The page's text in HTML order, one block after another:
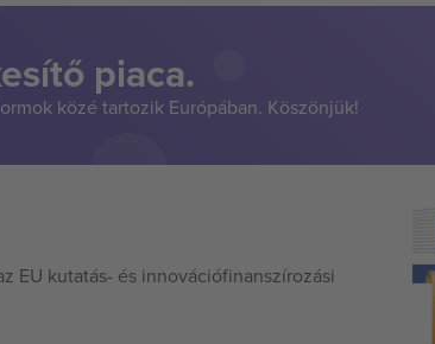
piaca.
közé tartozik Európában. Köszönjük!
EU kutatás- és innovációfinanszírozási